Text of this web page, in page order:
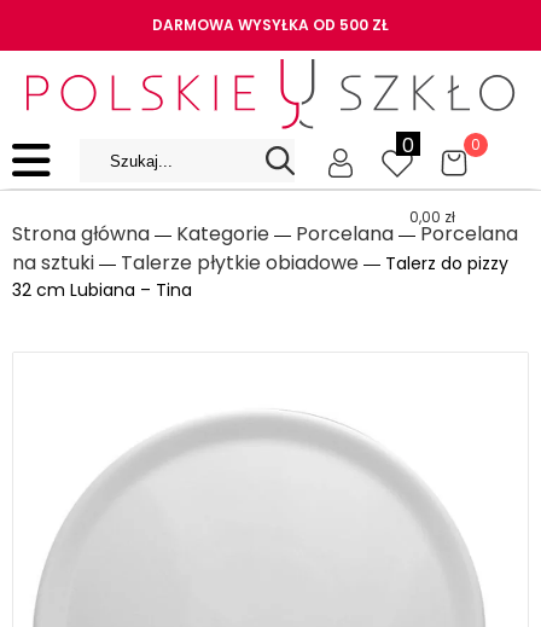
DARMOWA WYSYŁKA OD 500 ZŁ
0 0
0,00 zł
Strona główna ― Kategorie ― Porcelana ― Porcelana
na sztuki ― Talerze płytkie obiadowe ― Talerz do pizzy
32 cm Lubiana – Tina